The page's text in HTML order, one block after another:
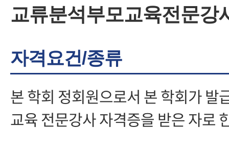
교류분석부모교육전문강
자격요건/종류
본 학회 정회원으로서 본 학회가 발
교육 전문강사 자격증을 받은 자로